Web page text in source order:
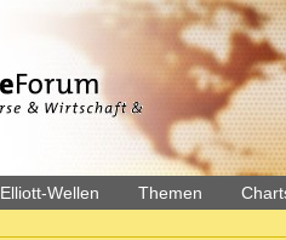
Elliott-Wellen Themen